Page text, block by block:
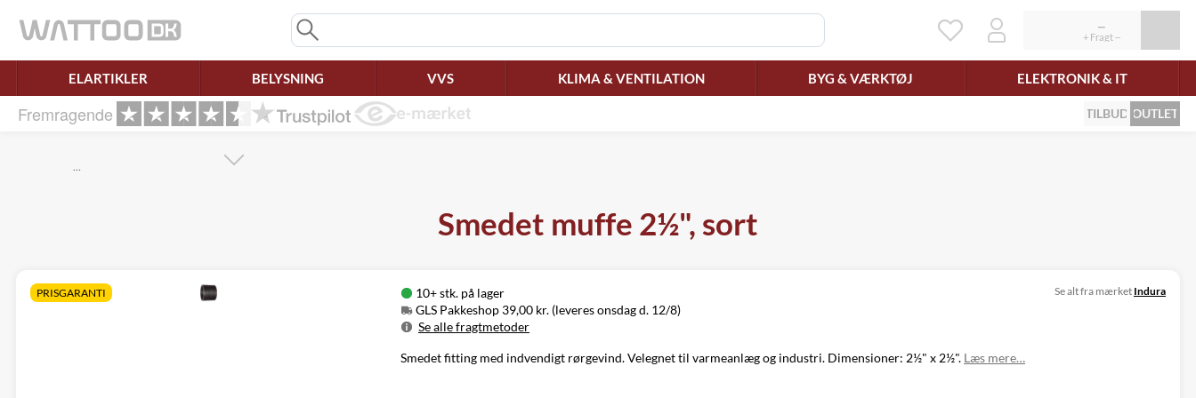
ELARTIKLER BELYSNING VVS KLIMA & VENTILATION BYG & VÆRKTØJ ELEKTRONIK & IT
Fremragende TILBUD OUTLET
…
Smedet muffe 2½", sort
PRISGARANTI
10+ stk. på lager
GLS Pakkeshop 39,00 kr. (leveres onsdag d. 12/8)
Se alle fragtmetoder
Metode
Pris
Leveres
Se alt fra mærket Indura
Smedet fitting med indvendigt rørgevind. Velegnet til varmeanlæg og industri. Dimensioner: 2½" x 2½". Læs mere…
Ret samtykke!